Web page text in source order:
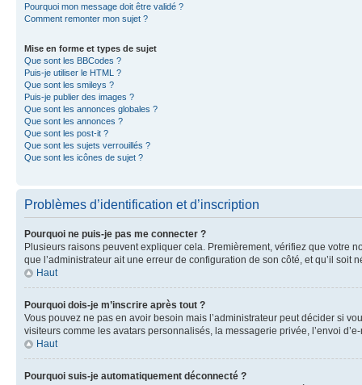
Pourquoi mon message doit être validé ?
Comment remonter mon sujet ?
Mise en forme et types de sujet
Que sont les BBCodes ?
Puis-je utiliser le HTML ?
Que sont les smileys ?
Puis-je publier des images ?
Que sont les annonces globales ?
Que sont les annonces ?
Que sont les post-it ?
Que sont les sujets verrouillés ?
Que sont les icônes de sujet ?
Problèmes d’identification et d’inscription
Pourquoi ne puis-je pas me connecter ?
Plusieurs raisons peuvent expliquer cela. Premièrement, vérifiez que votre
que l’administrateur ait une erreur de configuration de son côté, et qu’il soit
Haut
Pourquoi dois-je m’inscrire après tout ?
Vous pouvez ne pas en avoir besoin mais l’administrateur peut décider si
visiteurs comme les avatars personnalisés, la messagerie privée, l’envoi
Haut
Pourquoi suis-je automatiquement déconnecté ?